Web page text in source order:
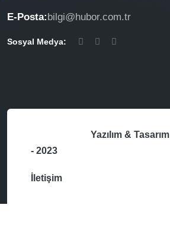
E-Posta:bilgi@hubor.com.tr
Sosyal Medya:
Yazılım & Tasarım
- 2023
İletişim